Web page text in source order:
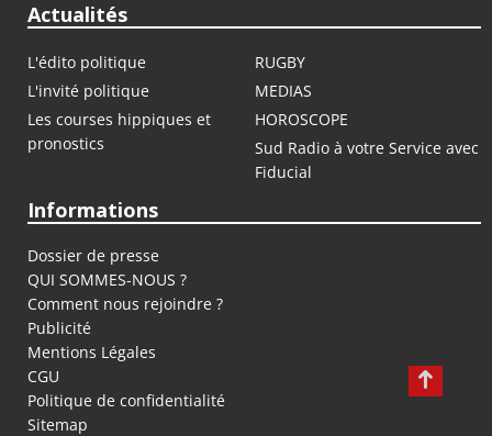
Actualités
L'édito politique
RUGBY
L'invité politique
MEDIAS
Les courses hippiques et
pronostics
HOROSCOPE
Sud Radio à votre Service avec
Fiducial
Informations
Dossier de presse
QUI SOMMES-NOUS ?
Comment nous rejoindre ?
Publicité
Mentions Légales
CGU
Politique de confidentialité
Sitemap